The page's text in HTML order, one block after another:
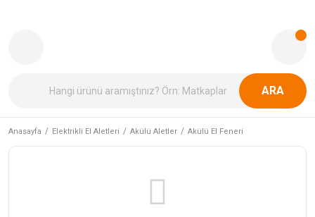
ARA
Anasayfa Elektrikli El Aletleri Akülü Aletler Akülü El Feneri